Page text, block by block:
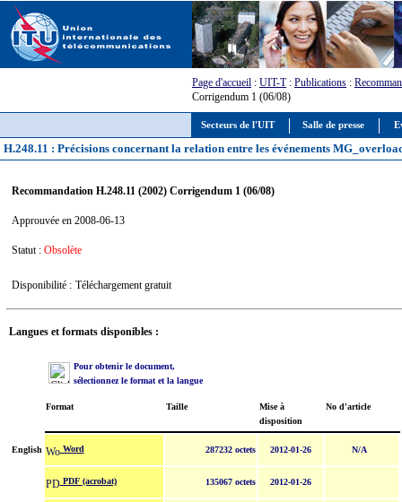
Secteurs de l'UIT Salle de presse
Page d'accueil : UIT-T: Publications :
Corrigendum 1 (06/08)
H.248.11 : Précisions concernant la relation entre les événements
Recommandation H.248.11 (2002) Corrigendum 1 (06/08)
Approuvée en 2008-06-13
Statut : Obsolète
Disponibilité : Téléchargement gratuit
Langues et formats disponibles :
Pour obtenir le document,
sélectionnez le format et la langue
Format Taille
Mise à
disposition
No d'article
English Word 287232 octets 2012-01-26 N/A
PDF (acrobat) 135067 octets 2012-01-26